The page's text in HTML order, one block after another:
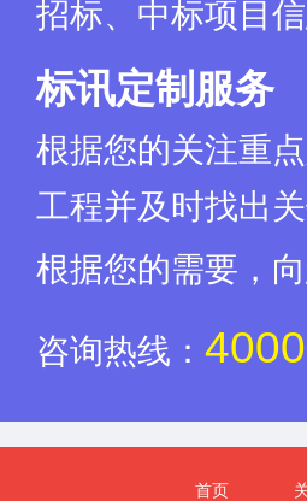
招标、中标项目信
标讯定制服务
根据您的关注重
工程并及时找出
根据您的需要，
咨询热线：
首页